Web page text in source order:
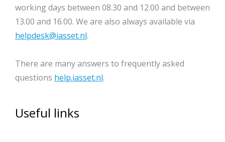
working days between 08.30 and 12.00 and between
13.00 and 16.00. We are also always available via
helpdesk@iasset.nl.
There are many answers to frequently asked
questions help.iasset.nl.
Useful links